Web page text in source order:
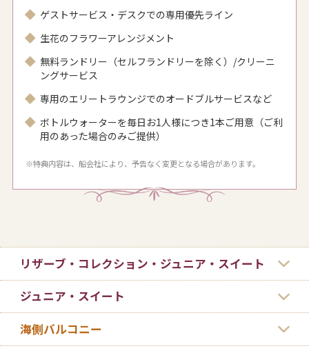
ゲストサービス・デスクでの専用優先ライン
生花のフラワーアレンジメント
無料ランドリー（セルフランドリーを除く）/クリーニ
ングサービス
専用のエリートラウンジでのオードブルサービスなど
ボトルウォーターを毎日お1人様につき1本ご用意（ご利
用のあった場合のみご提供）
※特典内容は、船会社により、予告なく変更となる場合があります。
リザーブ・コレクション・ジュニア・スイート
ジュニア・スイート
海側バルコニー